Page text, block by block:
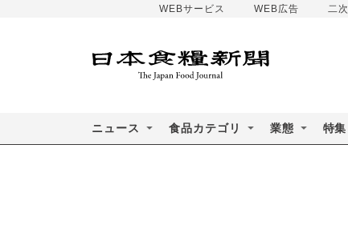
WEBサービス WEB広告 二
ニュース 食品カテゴリ 業態 特集